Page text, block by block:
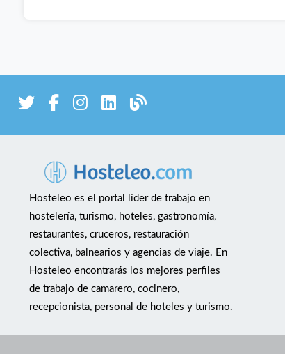
Hosteleo es el portal líder de trabajo en
hostelería, turismo, hoteles, gastronomía,
restaurantes, cruceros, restauración
colectiva, balnearios y agencias de viaje. En
Hosteleo encontrarás los mejores perfiles
de trabajo de camarero, cocinero,
recepcionista, personal de hoteles y turismo.